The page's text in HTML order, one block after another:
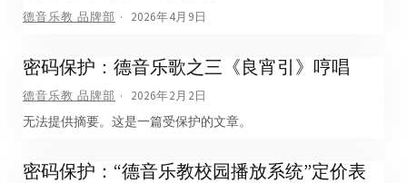
德音乐教 品牌部 2026年4月9日
密码保护：德音乐歌之三《良宵引》哼唱
德音乐教 品牌部 2026年2月2日
无法提供摘要。这是一篇受保护的文章。
密码保护：“德音乐教校园播放系统”定价表